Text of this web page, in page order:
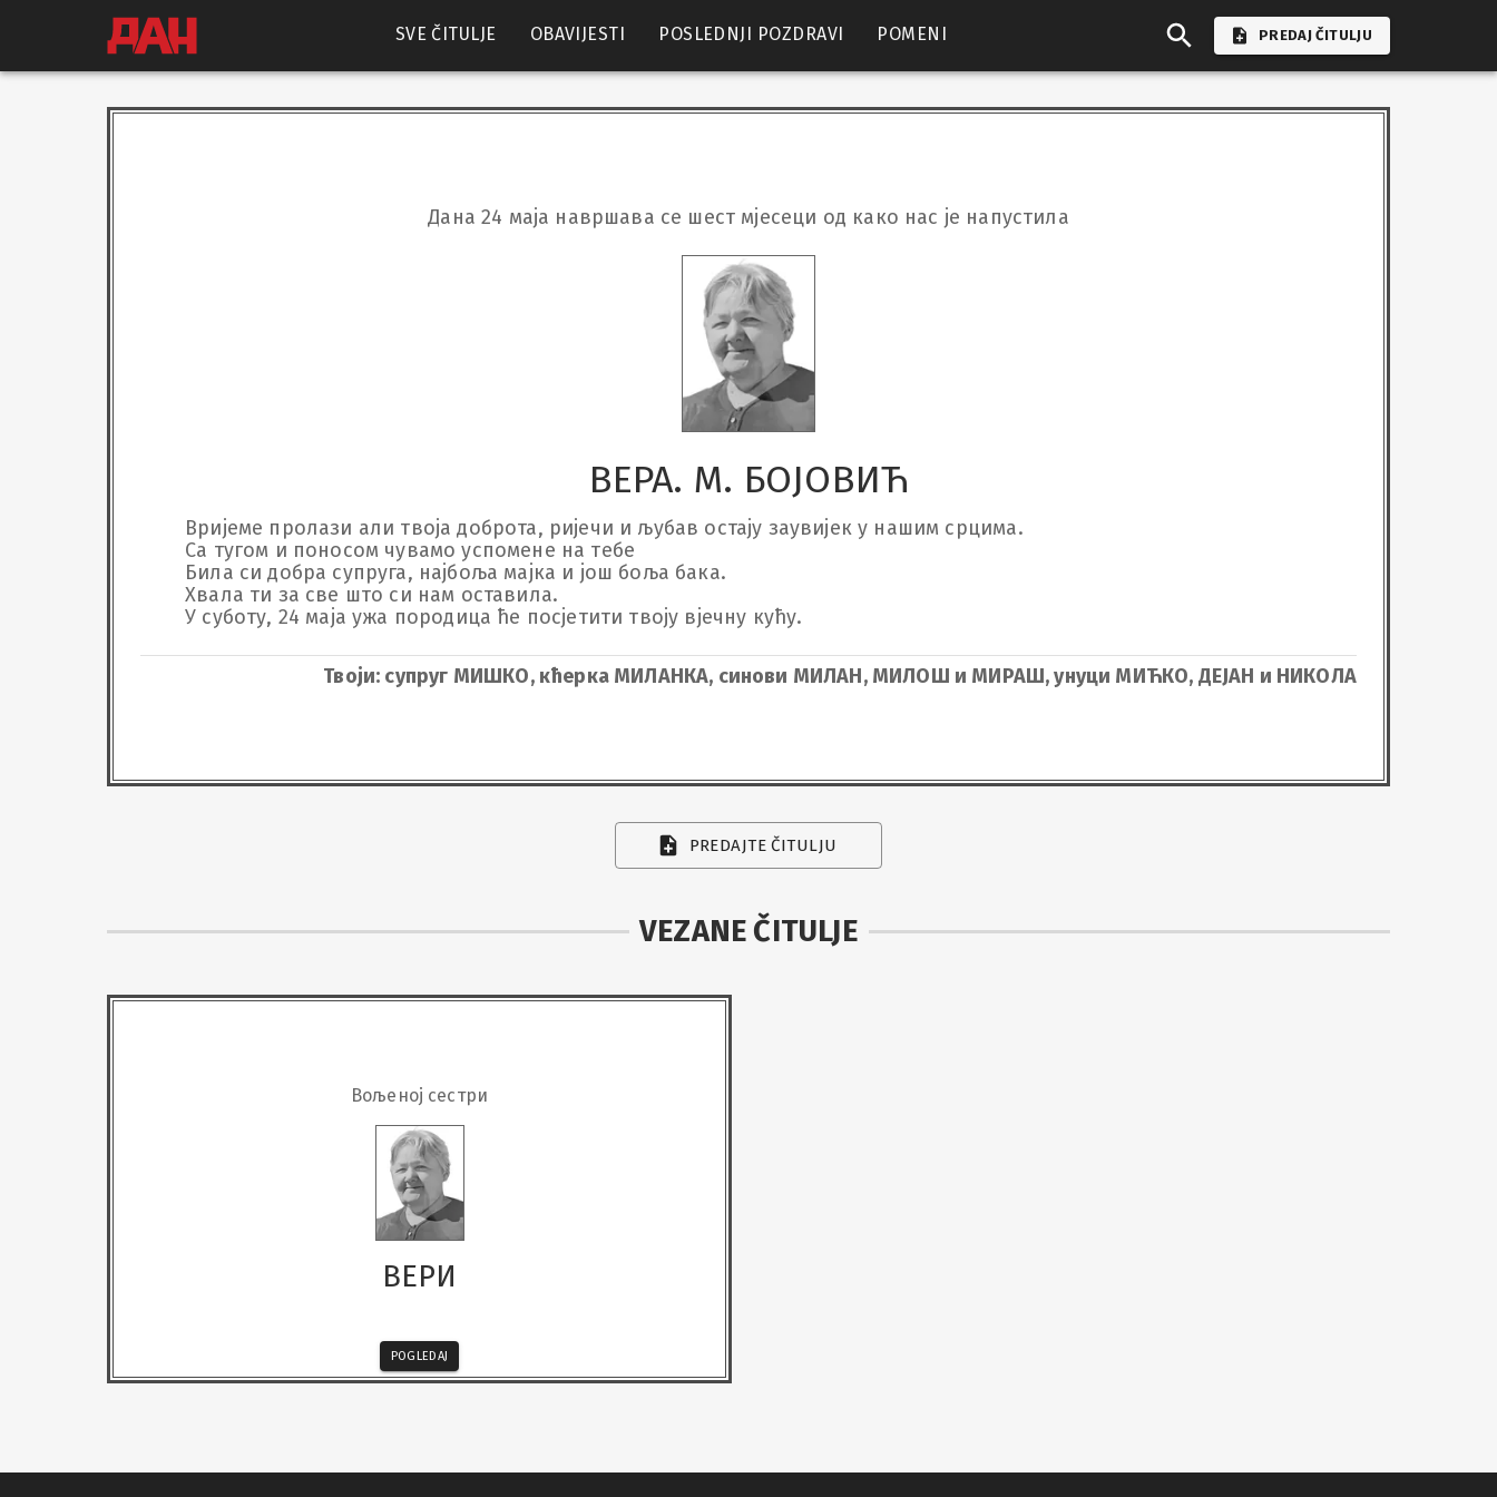
SVE ČITULJE OBAVIJESTI POSLEDNJI POZDRAVI POMENI PREDAJ ČITULJU
Дана 24 маја навршава се шест мјесеци од како нас је напустила
ВЕРА. М. БОЈОВИЋ
Вријеме пролази али твоја доброта, ријечи и љубав остају заувијек у нашим срцима.
Са тугом и поносом чувамо успомене на тебе
Била си добра супруга, најбоља мајка и још боља бака.
Хвала ти за све што си нам оставила.
У суботу, 24 маја ужа породица ће посјетити твоју вјечну кућу.
Твоји: супруг МИШКО, кћерка МИЛАНКА, синови МИЛАН, МИЛОШ и МИРАШ, унуци МИЋКО, ДЕЈАН и НИКОЛА
PREDAJTE ČITULJU
VEZANE ČITULJE
Вољеној сестри
ВЕРИ
POGLEDAJ